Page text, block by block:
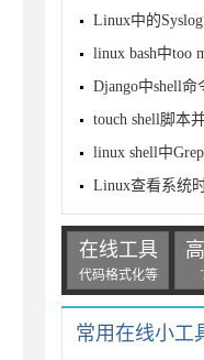
Linux中的
linux bash中too
Django中shell命
touch shell脚本
Linux查看系统
在线工具
代码格式化等
常用在线小工